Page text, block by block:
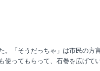
。「そうだっちゃ」は市民の方
使ってもらって、石巻を広げて